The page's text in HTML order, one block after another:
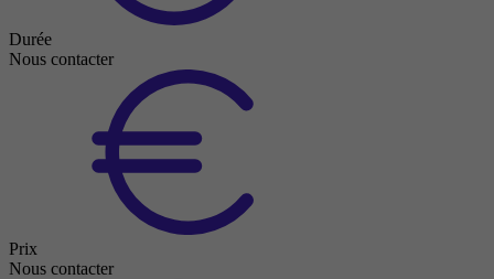
Durée
Nous contacter
Prix
Nous contacter